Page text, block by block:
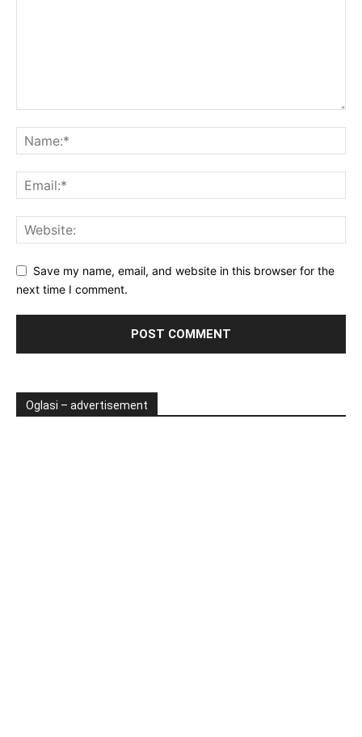
Save my name, email, and website in this browser for the
next time I comment.
Oglasi – advertisement